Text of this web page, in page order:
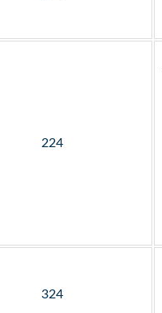
224
324